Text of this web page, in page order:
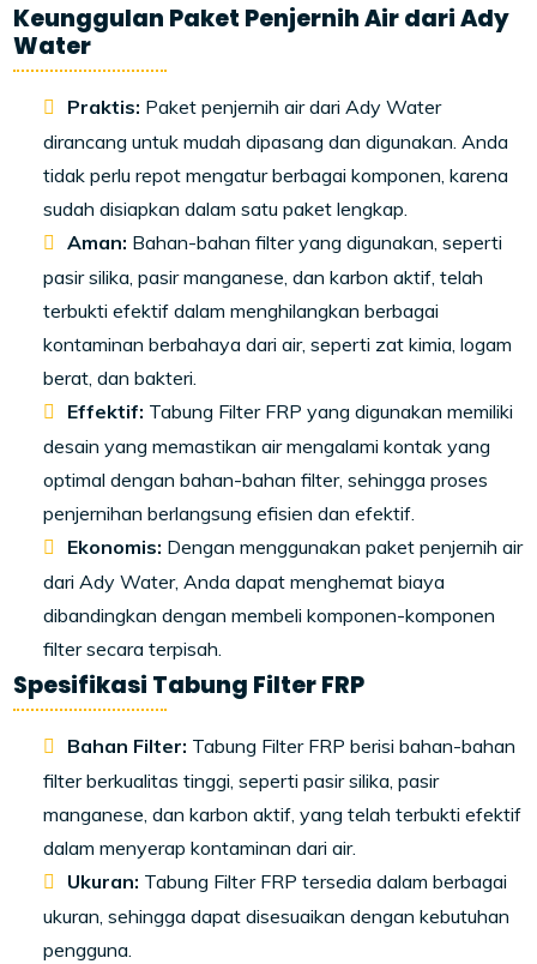
Keunggulan Paket Penjernih Air dari Ady
Water
Praktis: Paket penjernih air dari Ady Water
dirancang untuk mudah dipasang dan digunakan. Anda
tidak perlu repot mengatur berbagai komponen, karena
sudah disiapkan dalam satu paket lengkap.
Aman: Bahan-bahan filter yang digunakan, seperti
pasir silika, pasir manganese, dan karbon aktif, telah
terbukti efektif dalam menghilangkan berbagai
kontaminan berbahaya dari air, seperti zat kimia, logam
berat, dan bakteri.
Effektif: Tabung Filter FRP yang digunakan memiliki
desain yang memastikan air mengalami kontak yang
optimal dengan bahan-bahan filter, sehingga proses
penjernihan berlangsung efisien dan efektif.
Ekonomis: Dengan menggunakan paket penjernih air
dari Ady Water, Anda dapat menghemat biaya
dibandingkan dengan membeli komponen-komponen
filter secara terpisah.
Spesifikasi Tabung Filter FRP
Bahan Filter: Tabung Filter FRP berisi bahan-bahan
filter berkualitas tinggi, seperti pasir silika, pasir
manganese, dan karbon aktif, yang telah terbukti efektif
dalam menyerap kontaminan dari air.
Ukuran: Tabung Filter FRP tersedia dalam berbagai
ukuran, sehingga dapat disesuaikan dengan kebutuhan
pengguna.